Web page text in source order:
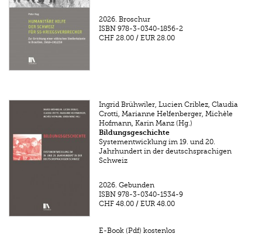
2026. Broschur
ISBN 978-3-0340-1856-2
CHF 28.00 /EUR 28.00
Ingrid Brühwiler, Lucien Criblez, Claudia
Crotti, Marianne Helfenberger, Michèle
Hofmann, Karin Manz (Hg.)
Bildungsgeschichte
Systementwicklung im 19. und 20.
Jahrhundert in der deutschsprachigen
Schweiz
2026. Gebunden
ISBN 978-3-0340-1534-9
CHF 48.00 /EUR 48.00
E-Book (Pdf) kostenlos